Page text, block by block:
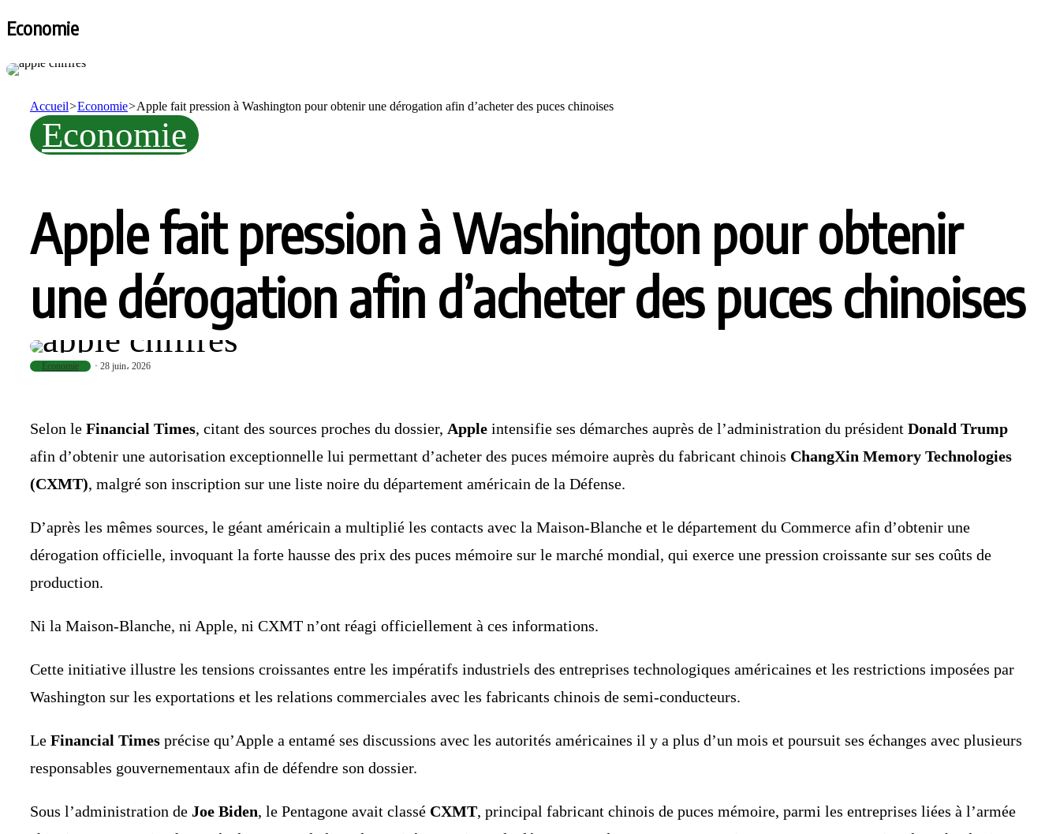
Economie
Accueil>Economie>Apple fait pression à Washington pour obtenir une dérogation afin d’acheter des puces chinoises
Economie
Apple fait pression à Washington pour obtenir
une dérogation afin d’acheter des puces chinoises
Economie 28 juin، 2026
Selon le Financial Times, citant des sources proches du dossier, Apple intensifie ses démarches auprès de l’administration du président Donald Trump
afin d’obtenir une autorisation exceptionnelle lui permettant d’acheter des puces mémoire auprès du fabricant chinois ChangXin Memory Technologies
(CXMT), malgré son inscription sur une liste noire du département américain de la Défense.
D’après les mêmes sources, le géant américain a multiplié les contacts avec la Maison-Blanche et le département du Commerce afin d’obtenir une
dérogation officielle, invoquant la forte hausse des prix des puces mémoire sur le marché mondial, qui exerce une pression croissante sur ses coûts de
production.
Ni la Maison-Blanche, ni Apple, ni CXMT n’ont réagi officiellement à ces informations.
Cette initiative illustre les tensions croissantes entre les impératifs industriels des entreprises technologiques américaines et les restrictions imposées par
Washington sur les exportations et les relations commerciales avec les fabricants chinois de semi-conducteurs.
Le Financial Times précise qu’Apple a entamé ses discussions avec les autorités américaines il y a plus d’un mois et poursuit ses échanges avec plusieurs
responsables gouvernementaux afin de défendre son dossier.
Sous l’administration de Joe Biden, le Pentagone avait classé CXMT, principal fabricant chinois de puces mémoire, parmi les entreprises liées à l’armée